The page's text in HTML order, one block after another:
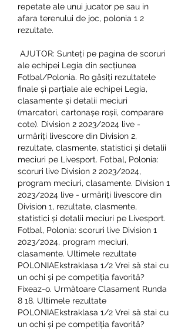
repetate ale unui jucator pe sau in
afara terenului de joc, polonia 1 2
rezultate.
ale echipei Legia din secțiunea
Fotbal/Polonia. Ro găsiți rezultatele
finale și parțiale ale echipei Legia,
clasamente și detalii meciuri
(marcatori, cartonașe roșii, comparare
cote). Division 2 2023/2024 live -
urmăriți livescore din Division 2,
rezultate, clasmente, statistici și detalii
meciuri pe Livesport. Fotbal, Polonia:
scoruri live Division 2 2023/2024,
program meciuri, clasamente. Division 1
2023/2024 live - urmăriți livescore din
Division 1, rezultate, clasmente,
statistici și detalii meciuri pe Livesport.
Fotbal, Polonia: scoruri live Division 1
2023/2024, program meciuri,
clasamente. Ultimele rezultate
POLONIAEkstraklasa 1/2 Vrei să stai cu
un ochi și pe competiția favorită?
Fixeaz-o. Următoare Clasament Runda
8 18. Ultimele rezultate
POLONIAEkstraklasa 1/2 Vrei să stai cu
un ochi și pe competiția favorită?